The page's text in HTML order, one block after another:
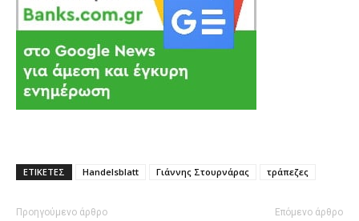
ΕΤΙΚΕΤΕΣ Handelsblatt Γιάννης Στουρνάρας τράπεζες
Προηγούμενο άρθρο Επόμενο άρθρο